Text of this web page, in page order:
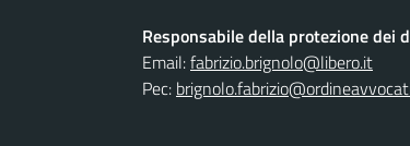
Responsabile della protezione dei
Email:fabrizio.brignolo@libero.it
Pec: